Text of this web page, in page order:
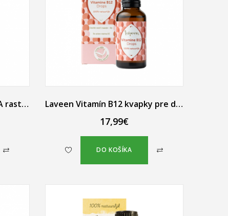
Laveen Vega Omega-3 (DHA rastlinného pôvodu) 60 tapiokových gélových kapsúl Laveen Vitamín B12 kvapky pre deti od 6 mesiacov 30 ml
17,99€
DO KOŠÍKA